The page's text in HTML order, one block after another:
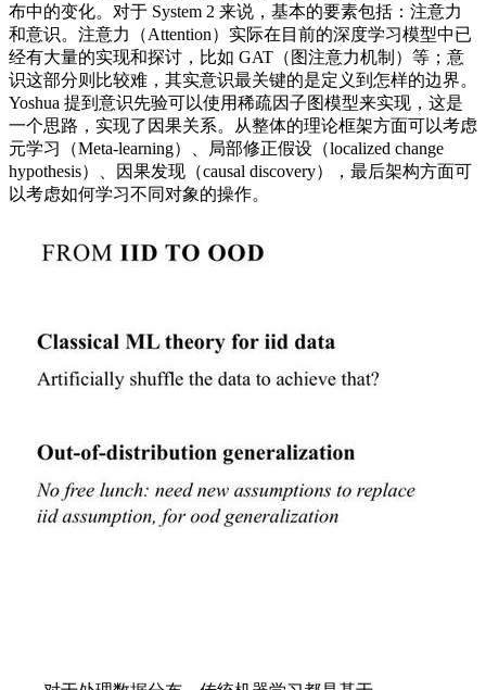
布中的变化。对于 System 2 来说，基本的要素包括：注意力
和意识。注意力（Attention）实际在目前的深度学习模型中已
经有大量的实现和探讨，比如 GAT（图注意力机制）等；意
识这部分则比较难，其实意识最关键的是定义到怎样的边界。
Yoshua 提到意识先验可以使用稀疏因子图模型来实现，这是
一个思路，实现了因果关系。从整体的理论框架方面可以考虑
元学习（Meta-learning）、局部修正假设（localized change
hypothesis）、因果发现（causal discovery），最后架构方面可
以考虑如何学习不同对象的操作。